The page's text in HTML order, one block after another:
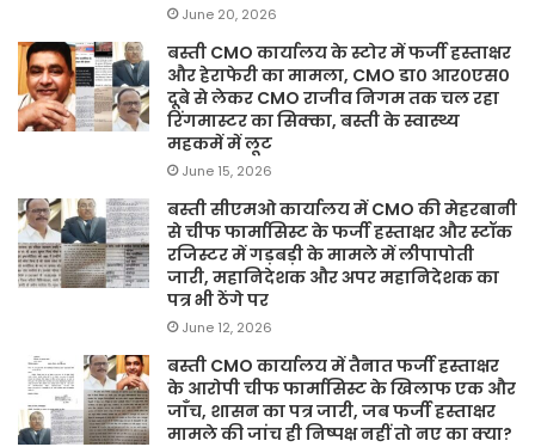
June 20, 2026
बस्ती CMO कार्यालय के स्टोर में फर्जी हस्ताक्षर
और हेराफेरी का मामला, CMO डा० आर०एस०
दूबे से लेकर CMO राजीव निगम तक चल रहा
रिंगमास्टर का सिक्का, बस्ती के स्वास्थ्य
महकमें में लूट
June 15, 2026
बस्ती सीएमओ कार्यालय में CMO की मेहरबानी
से चीफ फार्मासिस्ट के फर्जी हस्ताक्षर और स्टॉक
रजिस्टर में गड़बड़ी के मामले में लीपापोती
जारी, महानिदेशक और अपर महानिदेशक का
पत्र भी ठेंगे पर
June 12, 2026
बस्ती CMO कार्यालय में तैनात फर्जी हस्ताक्षर
के आरोपी चीफ फार्मासिस्ट के खिलाफ एक और
जाँच, शासन का पत्र जारी, जब फर्जी हस्ताक्षर
मामले की जांच ही निष्पक्ष नहीं तो नए का क्या?